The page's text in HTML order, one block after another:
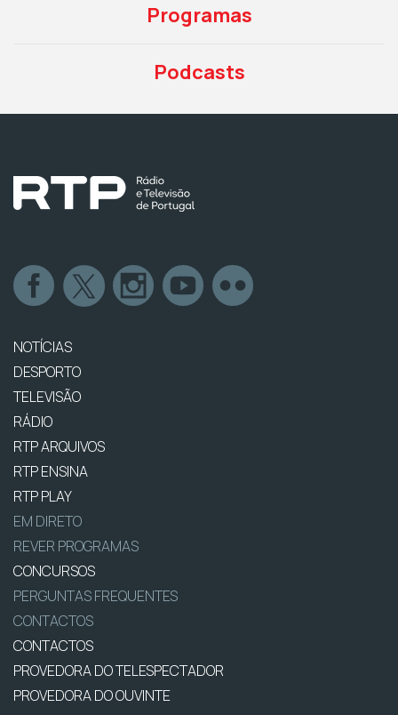
Programas
Podcasts
NOTÍCIAS
DESPORTO
TELEVISÃO
RÁDIO
RTP ARQUIVOS
RTP ENSINA
RTP PLAY
EM DIRETO
REVER PROGRAMAS
CONCURSOS
PERGUNTAS FREQUENTES
CONTACTOS
CONTACTOS
PROVEDORA DO TELESPECTADOR
PROVEDORA DO OUVINTE